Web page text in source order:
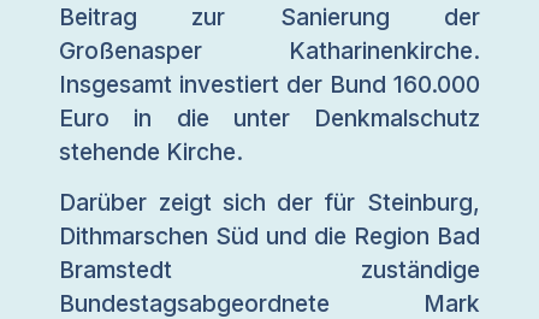
Beitrag zur Sanierung der
Großenasper Katharinenkirche.
Insgesamt investiert der Bund 160.000
Euro in die unter Denkmalschutz
stehende Kirche.
Darüber zeigt sich der für Steinburg,
Dithmarschen Süd und die Region Bad
Bramstedt zuständige
Bundestagsabgeordnete Mark